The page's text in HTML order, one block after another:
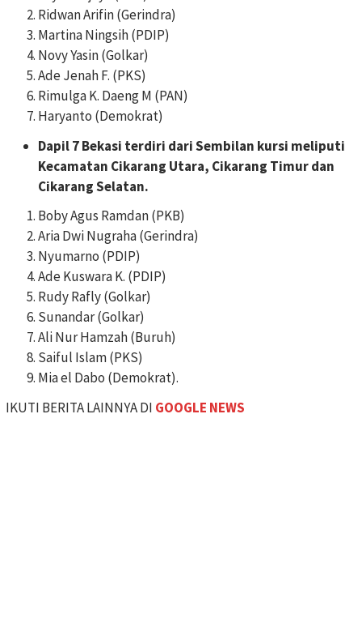
Ridwan Arifin (Gerindra)
Martina Ningsih (PDIP)
Novy Yasin (Golkar)
Ade Jenah F. (PKS)
Rimulga K. Daeng M (PAN)
Haryanto (Demokrat)
Dapil 7 Bekasi terdiri dari Sembilan kursi meliputi
Kecamatan Cikarang Utara, Cikarang Timur dan
Cikarang Selatan.
Boby Agus Ramdan (PKB)
Aria Dwi Nugraha (Gerindra)
Nyumarno (PDIP)
Ade Kuswara K. (PDIP)
Rudy Rafly (Golkar)
Sunandar (Golkar)
Ali Nur Hamzah (Buruh)
Saiful Islam (PKS)
Mia el Dabo (Demokrat).
IKUTI BERITA LAINNYA DI GOOGLE NEWS